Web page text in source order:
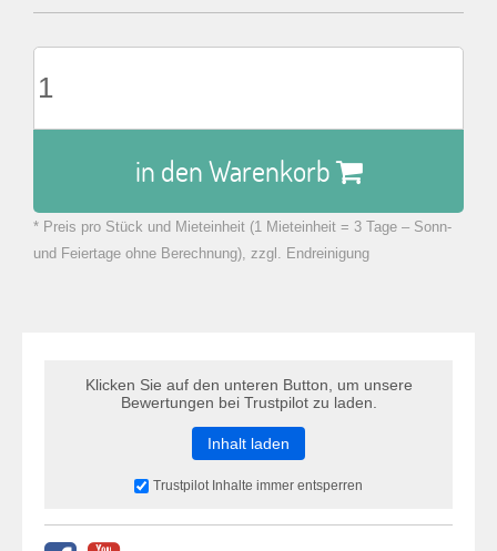
in den Warenkorb
zu Warenkorb hinzugefügt.
* Preis pro Stück und Mieteinheit (1 Mieteinheit = 3 Tage – Sonn-
und Feiertage ohne Berechnung), zzgl. Endreinigung
Klicken Sie auf den unteren Button, um unsere
Bewertungen bei Trustpilot zu laden.
Inhalt laden
Trustpilot Inhalte immer entsperren